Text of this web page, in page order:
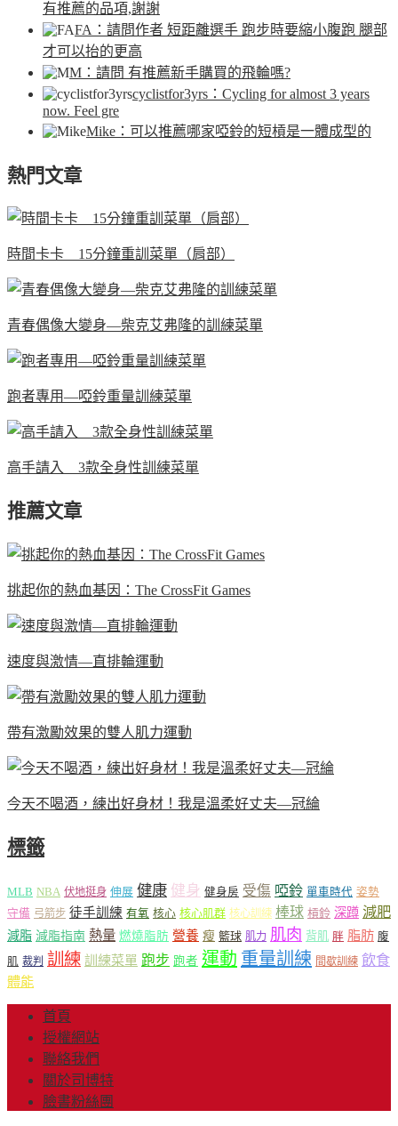
有推薦的品項,謝謝
FA ：請問作者 短距離選手 跑步時要縮小腹跑 腿部
才可以抬的更高
M ：請問 有推薦新手購買的飛輪嗎?
cyclistfor3yrs ：Cycling for almost 3 years
now. Feel gre
Mike ：可以推薦哪家啞鈴的短槓是一體成型的
熱門文章
時間卡卡 15分鐘重訓菜單（肩部）
青春偶像大變身—柴克艾弗隆的訓練菜單
跑者專用—啞鈴重量訓練菜單
高手請入 3款全身性訓練菜單
推薦文章
挑起你的熱血基因：The CrossFit Games
速度與激情—直排輪運動
帶有激勵效果的雙人肌力運動
今天不喝酒，練出好身材！我是溫柔好丈夫—冠綸
標籤
MLB NBA 伏地挺身 伸展 健康 健身 健身房 受傷 啞鈴 單車時代 姿勢
守備 弓箭步 徒手訓練 有氧 核心 核心肌群 核心訓練 棒球 槓鈴 深蹲 減肥
減脂 減脂指南 熱量 燃燒脂肪 營養 瘦 籃球 肌力 肌肉 背肌 胖 脂肪 腹
肌 裁判 訓練 訓練菜單 跑步 跑者 運動 重量訓練 間歇訓練 飲食
體能
首頁
授權網站
聯絡我們
關於司博特
臉書粉絲團